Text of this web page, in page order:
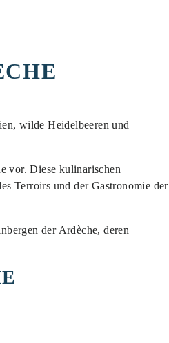
wilde Heidelbeeren und
vor. Diese kulinarischen
Terroirs und der Gastronomie der
der Ardèche, deren